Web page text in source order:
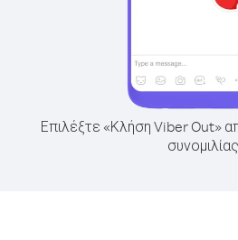
Επιλέξτε «Κλήση Viber Out»
συνομιλίας